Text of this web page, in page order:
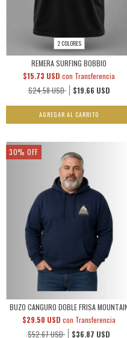
2 COLORES
REMERA SURFING BOBBIO
$24.58 USD $19.66 USD
$15.73 USD con Transferencia
AGREGAR AL CARRITO
30% OFF
BUZO CANGURO DOBLE FRISA
$52.67 USD $36.87 USD
$29.50 USD con Transferencia